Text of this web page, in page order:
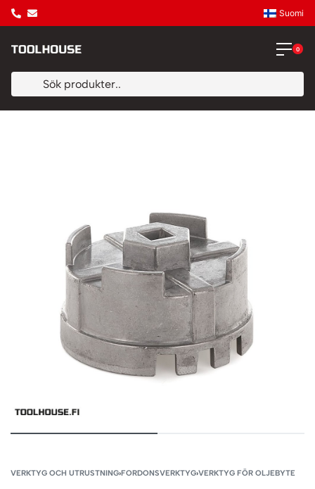
Suomi
0
VERKTYG OCH UTRUSTNING›FORDONSVERKTYG›VERKTYG FÖR OLJEBYTE